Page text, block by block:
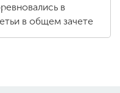
в
в общем зачете